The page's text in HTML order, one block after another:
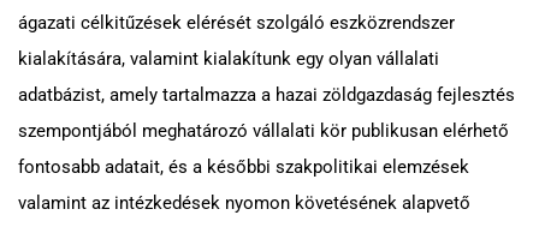
ágazati célkitűzések elérését szolgáló eszközrendszer
kialakítására, valamint kialakítunk egy olyan vállalati
adatbázist, amely tartalmazza a hazai zöldgazdaság fejlesztés
szempontjából meghatározó vállalati kör publikusan elérhető
fontosabb adatait, és a későbbi szakpolitikai elemzések
valamint az intézkedések nyomon követésének alapvető